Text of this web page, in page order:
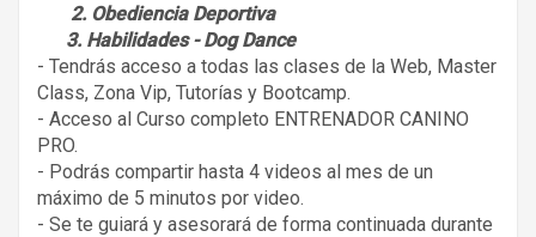
2. Obediencia Deportiva
3. Habilidades - Dog Dance
- Tendrás acceso a todas las clases de la Web, Master
Class, Zona Vip, Tutorías y Bootcamp.
- Acceso al Curso completo ENTRENADOR CANINO
PRO.
- Podrás compartir hasta 4 videos al mes de un
máximo de 5 minutos por video.
- Se te guiará y asesorará de forma continuada durante